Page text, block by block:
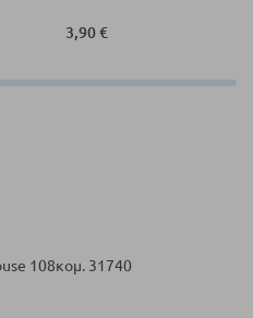
3,90 €
108κομ. 31740